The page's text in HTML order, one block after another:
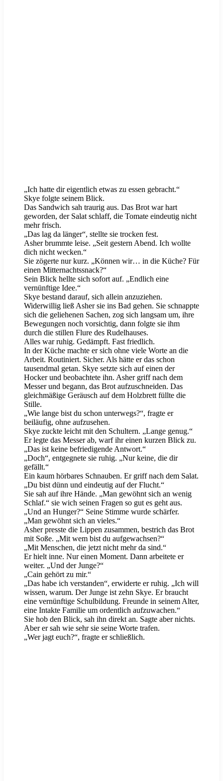
„Ich hatte dir eigentlich etwas zu essen gebracht.“
Skye folgte seinem Blick.
Das Sandwich sah traurig aus. Das Brot war hart
geworden, der Salat schlaff, die Tomate eindeutig nicht
mehr frisch.
„Das lag da länger“, stellte sie trocken fest.
Asher brummte leise. „Seit gestern Abend. Ich wollte
dich nicht wecken.“
Sie zögerte nur kurz. „Können wir… in die Küche? Für
einen Mitternachtssnack?“
Sein Blick hellte sich sofort auf. „Endlich eine
vernünftige Idee.“
Skye bestand darauf, sich allein anzuziehen.
Widerwillig ließ Asher sie ins Bad gehen. Sie schnappte
sich die geliehenen Sachen, zog sich langsam um, ihre
Bewegungen noch vorsichtig, dann folgte sie ihm
durch die stillen Flure des Rudelhauses.
Alles war ruhig. Gedämpft. Fast friedlich.
In der Küche machte er sich ohne viele Worte an die
Arbeit. Routiniert. Sicher. Als hätte er das schon
tausendmal getan. Skye setzte sich auf einen der
Hocker und beobachtete ihn. Asher griff nach dem
Messer und begann, das Brot aufzuschneiden. Das
gleichmäßige Geräusch auf dem Holzbrett füllte die
Stille.
„Wie lange bist du schon unterwegs?“, fragte er
beiläufig, ohne aufzusehen.
Skye zuckte leicht mit den Schultern. „Lange genug.“
Er legte das Messer ab, warf ihr einen kurzen Blick zu.
„Das ist keine befriedigende Antwort.“
„Doch“, entgegnete sie ruhig. „Nur keine, die dir
gefällt.“
Ein kaum hörbares Schnauben. Er griff nach dem Salat.
„Du bist dünn und eindeutig auf der Flucht.“
Sie sah auf ihre Hände. „Man gewöhnt sich an wenig
Schlaf.“ sie wich seinen Fragen so gut es geht aus.
„Und an Hunger?“ Seine Stimme wurde schärfer.
„Man gewöhnt sich an vieles.“
Asher presste die Lippen zusammen, bestrich das Brot
mit Soße. „Mit wem bist du aufgewachsen?“
„Mit Menschen, die jetzt nicht mehr da sind.“
Er hielt inne. Nur einen Moment. Dann arbeitete er
weiter. „Und der Junge?“
„Cain gehört zu mir.“
„Das habe ich verstanden“, erwiderte er ruhig. „Ich will
wissen, warum. Der Junge ist zehn Skye. Er braucht
eine vernünftige Schulbildung. Freunde in seinem Alter,
eine Intakte Familie um ordentlich aufzuwachen.“
Sie hob den Blick, sah ihn direkt an. Sagte aber nichts.
Aber er sah wie sehr sie seine Worte trafen.
„Wer jagt euch?“, fragte er schließlich.